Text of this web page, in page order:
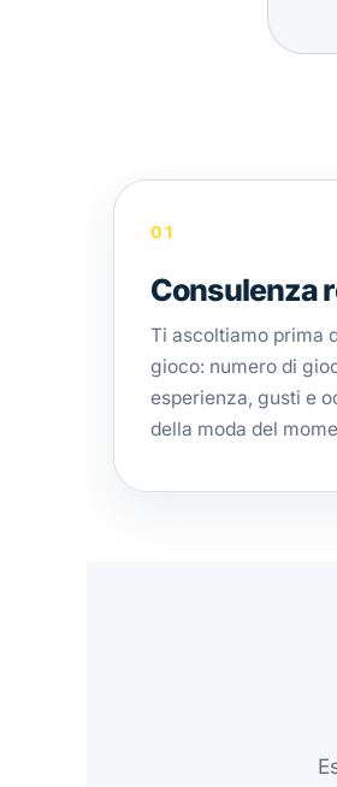
01
Consulenza
Ti ascoltiamo prima
gioco: numero di
esperienza, gusti e
della moda del